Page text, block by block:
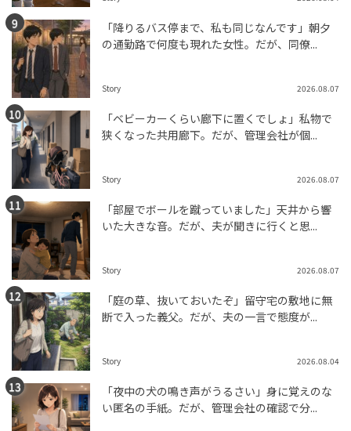
「降りるバス停まで、私も同じなんです」朝夕
の通勤路で何度も現れた女性。だが、同僚...
Story 2026.08.07
「ベビーカーくらい廊下に置くでしょ」私物で
狭くなった共用廊下。だが、管理会社が個...
Story 2026.08.07
「部屋でボールを蹴っていました」天井から響
いた大きな音。だが、夫が聞きに行くと思...
Story 2026.08.07
「庭の草、抜いておいたぞ」留守宅の敷地に無
断で入った義父。だが、夫の一言で態度が...
Story 2026.08.04
「夜中の犬の鳴き声がうるさい」身に覚えのな
い匿名の手紙。だが、管理会社の確認で分...